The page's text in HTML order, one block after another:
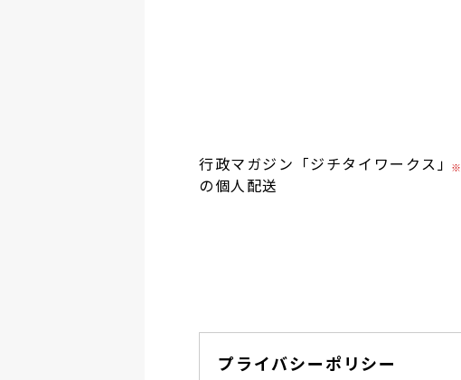
行政マガジン「ジチタイワークス」
の個人配送
※
プライバシーポリシー